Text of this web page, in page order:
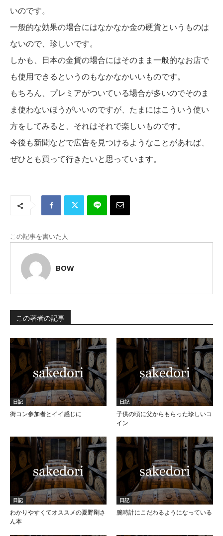
いのです。
一般的な効果の場合にはなかなか金の硬貨というものは
ないので、珍しいです。
しかも、日本の金貨の場合にはそのまま一般的なお店で
も使用できるというのもなかなかいいものです。
もちろん、プレミアがついている場合が多いのでそのま
ま使わないほうがいいのですが、たまにはこういう使い
方をしてみると、それはそれで楽しいものです。
今後も新聞などで広告を見つけるようなことがあれば、
ぜひとも買って行きたいと思っています。
この記事を書いた人
BOW
この著者の記事
日記
街コン参加者とイイ感じに
日記
子供の頃に父からもらった珍しいコ
イン
日記
わかりやすくてオススメの夏野剛さ
ん本
日記
腕時計にこだわるようになっている